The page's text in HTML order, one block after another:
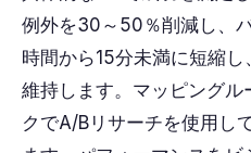
例外を30～50％削減し、
時間から15分未満に短縮
維持します。マッピングル
クでA/Bリサーチを使用し